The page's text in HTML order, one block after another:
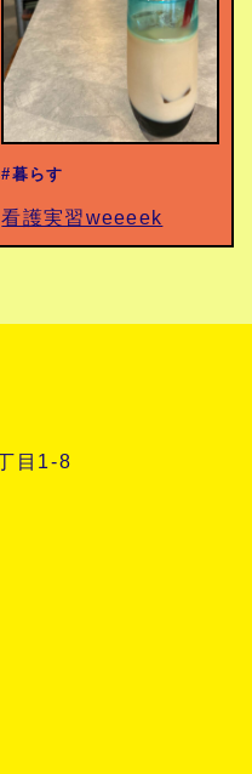
#暮らす
看護実習weeeek
目1-8